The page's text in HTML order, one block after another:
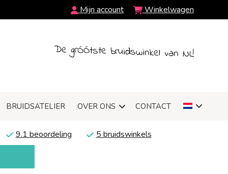
Mijn account Winkelwagen
De grÓÓtste bruidswinkel van NL!
BRUIDSATELIER OVER ONS CONTACT
9.1 beoordeling 5 bruidswinkels